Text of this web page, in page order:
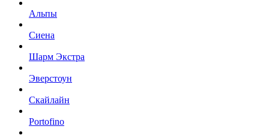
Альпы
Сиена
Шарм Экстра
Эверстоун
Скайлайн
Portofino